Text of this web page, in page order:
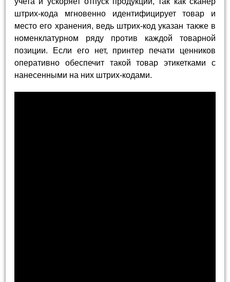
штрих-кода мгновенно идентифицирует товар и
место его хранения, ведь штрих-код указан также в
номенклатурном ряду против каждой товарной
позиции. Если его нет, принтер печати ценников
оперативно обеспечит такой товар этикетками с
нанесенными на них штрих-кодами.